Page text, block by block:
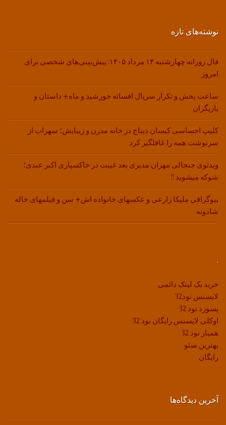
نوشته‌های تازه
فال روزانه چهارشنبه ۱۴ مرداد ۱۴۰۵: پیش‌بینی‌های شخصی برای
امروز
ساعت پخش و تکرار سریال افسانه خورشید و ماه+ داستان و
بازیگران
کلیپ احساسی کیسان دیباج در خانه مدرن و زیبایش؛ سهراب از
سرنوشت همه را غافلگیر کرد
ویدئوی جنجالی مهران مدیری بعد غیبت در خاکسپاری اکبر عبدی؛
شوکه میشوید !!
بیوگرافی ملیکا زارعی و عکسهای خانواده اش+ سن و فیلمهای خاله
شادونه
.
خرید بک لینک دائمی
لایسنس نود32
پسورد نود 32
اوکلی لایسنس رایگان نود 32
همیار نود 32
بهترین سئو
رایگان
آخرین دیدگاه‌ها